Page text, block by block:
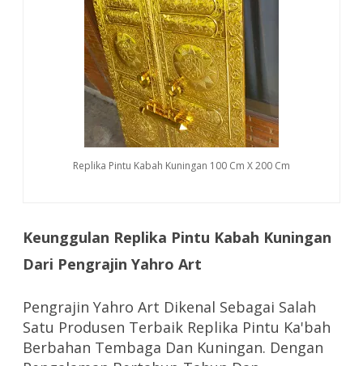
Replika Pintu Kabah Kuningan 100 Cm X 200 Cm
Keunggulan Replika Pintu Kabah Kuningan
Dari Pengrajin Yahro Art
Pengrajin Yahro Art Dikenal Sebagai Salah
Satu Produsen Terbaik Replika Pintu Ka'bah
Berbahan Tembaga Dan Kuningan. Dengan